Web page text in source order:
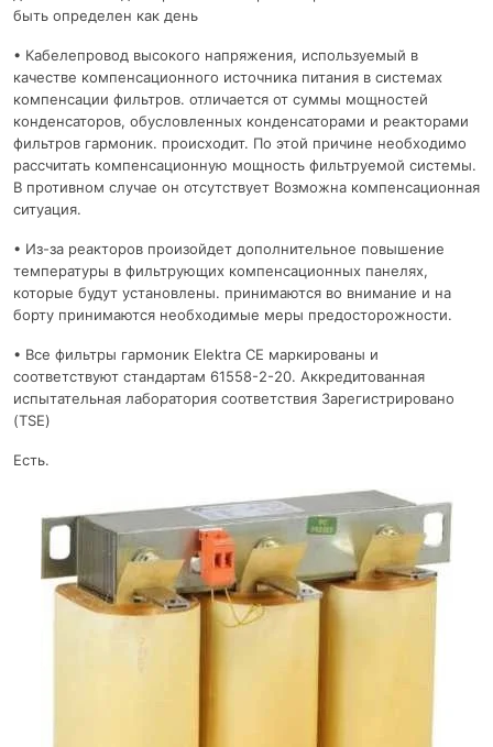
быть определен как день
• Кабелепровод высокого напряжения, используемый в
качестве компенсационного источника питания в системах
компенсации фильтров. отличается от суммы мощностей
конденсаторов, обусловленных конденсаторами и реакторами
фильтров гармоник. происходит. По этой причине необходимо
рассчитать компенсационную мощность фильтруемой системы.
В противном случае он отсутствует Возможна компенсационная
ситуация.
• Из-за реакторов произойдет дополнительное повышение
температуры в фильтрующих компенсационных панелях,
которые будут установлены. принимаются во внимание и на
борту принимаются необходимые меры предосторожности.
• Все фильтры гармоник Elektra CE маркированы и
соответствуют стандартам 61558-2-20. Аккредитованная
испытательная лаборатория соответствия Зарегистрировано
(TSE)
Есть.